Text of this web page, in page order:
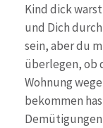
Kind dick
und Dich
sein, aber du
überlegen, ob
Wohnung
bekommen